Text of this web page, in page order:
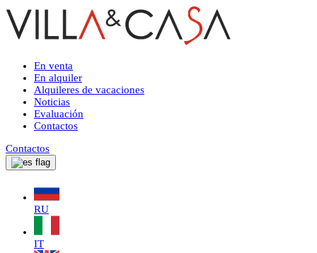
En venta
En alquiler
Alquileres de vacaciones
Noticias
Evaluación
Contactos
Contactos
RU
IT